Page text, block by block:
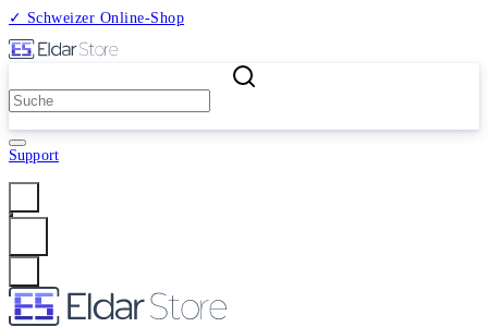
✓ Schweizer Online-Shop
Support